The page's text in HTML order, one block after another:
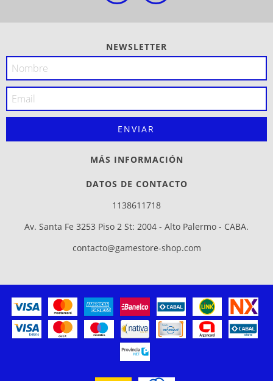
NEWSLETTER
MÁS INFORMACIÓN
DATOS DE CONTACTO
1138611718
Av. Santa Fe 3253 Piso 2 St: 2004 - Alto Palermo - CABA.
contacto@gamestore-shop.com